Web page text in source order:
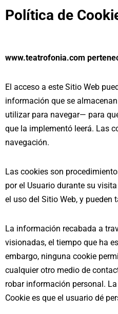
contenido
Política de
www.teatrofonia.com
El acceso a este Sitio Web
información que se
utilizar para navegar— para
que la implementó leerá. Las
navegación.
Las cookies son
por el Usuario durante su
el uso del Sitio Web, y pueden
La información recabada a
visionadas, el tiempo que ha
embargo, ninguna cookie
cualquier otro medio de
robar información personal.
Cookie es que el usuario dé